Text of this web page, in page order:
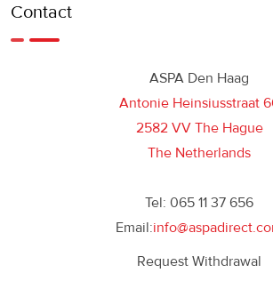
Contact
ASPA Den Haag
Antonie Heinsiusstraat
2582 VV The Hague
The Netherlands
Tel: 065 11 37 656
Email:
Request Withdrawal